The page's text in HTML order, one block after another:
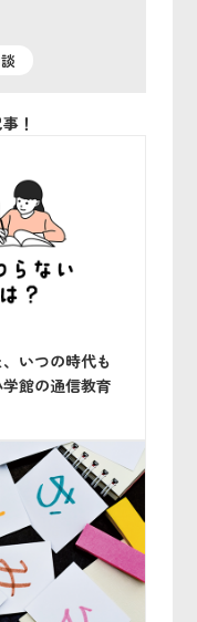
！
いつの時代も
館の通信教育